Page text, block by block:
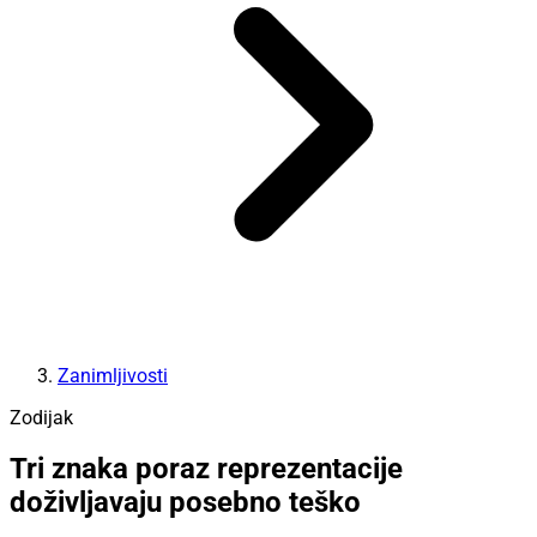
Zanimljivosti
Zodijak
Tri znaka poraz reprezentacije
doživljavaju posebno teško